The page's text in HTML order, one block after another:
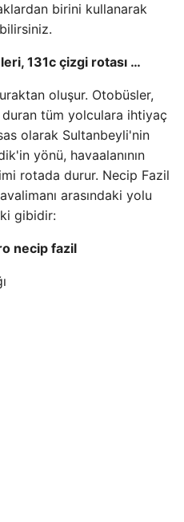
birini kullanarak
131c çizgi rotası …
oluşur. Otobüsler,
tüm yolculara ihtiyaç
olarak Sultanbeyli'nin
yönü, havaalanının
rotada durur. Necip Fazil
arasındaki yolu
gibidir:
necip fazil